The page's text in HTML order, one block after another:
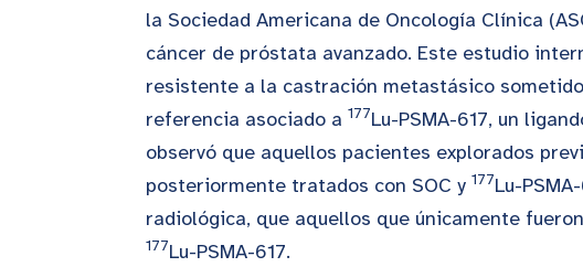
la Sociedad Americana de Oncología Clínica
cáncer de próstata avanzado. Este estudio
resistente a la castración metastásico
referencia asociado a 177Lu-PSMA-617, un
observó que aquellos pacientes explorados
posteriormente tratados con SOC y 177Lu-
radiológica, que aquellos que únicamente
177Lu-PSMA-617.